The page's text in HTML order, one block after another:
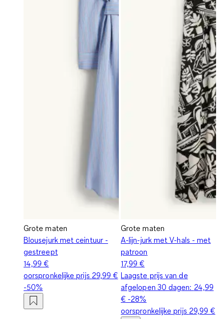
Grote maten
Blousejurk met ceintuur -
gestreept
14,99 €
oorspronkelijke prijs 29,99 €
-50%
Grote maten
A-lijn-jurk met V-hals - met
patroon
17,99 €
Laagste prijs van de
afgelopen 30 dagen: 24,99
€ -28%
oorspronkelijke prijs 29,99 €